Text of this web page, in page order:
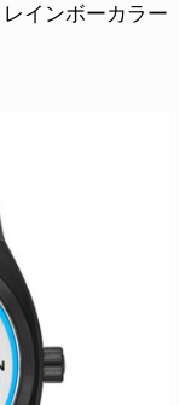
インボーカラー